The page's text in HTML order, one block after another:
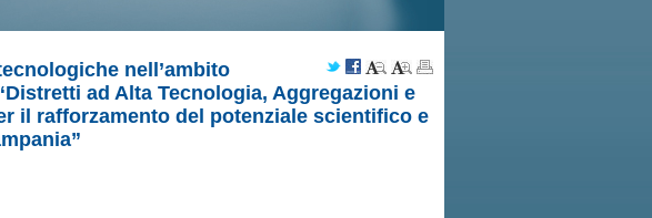
nell’ambito
ad Alta Tecnologia, Aggregazioni e
il rafforzamento del potenziale scientifico e